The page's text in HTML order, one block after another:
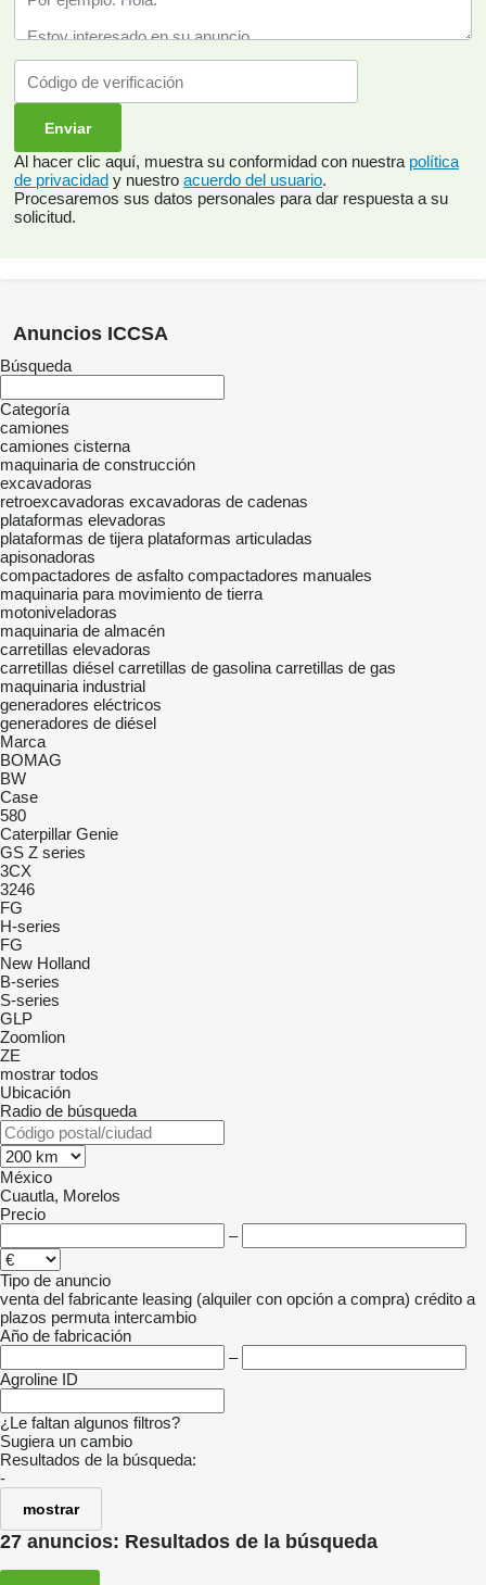
Al hacer clic aquí, muestra su conformidad con nuestra política
de privacidad y nuestro acuerdo del usuario.
Procesaremos sus datos personales para dar respuesta a su
solicitud.
Anuncios ICCSA
Búsqueda
Categoría
camiones
camiones cisterna
maquinaria de construcción
excavadoras
retroexcavadoras excavadoras de cadenas
plataformas elevadoras
plataformas de tijera plataformas articuladas
apisonadoras
compactadores de asfalto compactadores manuales
maquinaria para movimiento de tierra
motoniveladoras
maquinaria de almacén
carretillas elevadoras
carretillas diésel carretillas de gasolina carretillas de gas
maquinaria industrial
generadores eléctricos
generadores de diésel
Marca
BOMAG
BW
Case
580
Caterpillar Genie
GS Z series
3CX
3246
FG
H-series
FG
New Holland
B-series
S-series
GLP
Zoomlion
ZE
mostrar todos
Ubicación
Radio de búsqueda
México
Cuautla, Morelos
Precio
–
Tipo de anuncio
venta del fabricante leasing (alquiler con opción a compra) crédito a
plazos permuta intercambio
Año de fabricación
–
Agroline ID
¿Le faltan algunos filtros?
Sugiera un cambio
Resultados de la búsqueda:
-
mostrar
27 anuncios: Resultados de la búsqueda